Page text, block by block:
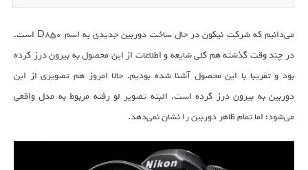
می‌دانیم که شرکت نیکون در حال ساخت دوربین جدیدی به اسم D850 است.
در چند وقت گذشته هم کلی شایعه و اطلاعات از این محصول به بیرون درز کرده
بود و تقریبا با این محصول آشنا شده بودیم. حالا امروز هم تصویری از این
دوربین به بیرون درز کرده است. البته تصویر لو رفته مربوط به مدل واقعی
می‌شود؛ اما تمام ظاهر دوربین را نشان نمی‌دهد.